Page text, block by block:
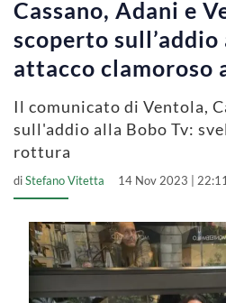
Cassano, Adani e
scoperto sull’addio
attacco clamoroso
Il comunicato di Ventola,
sull'addio alla Bobo Tv:
rottura
diStefano Vitetta 14 Nov 2023 | 22:11